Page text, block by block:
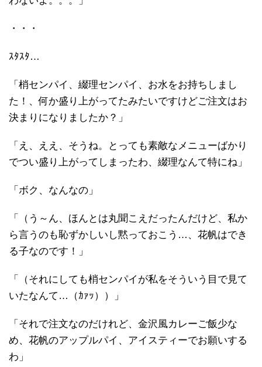
・・・
ｽﾀｽﾀ…
「梢センパイ、綴理センパイ、お水をお持ちしまし
た！、何か盛り上がってたみたいですけどご注文はお
決まりになりましたか？」
「え、ええ、そうね。とっても素敵なメニューばかり
でつい盛り上がってしまったわ、綴理なんて特にね」
「ボク、なんなの」
「（う～ん、ほんとは丸聞こえだったんだけど、私か
ら言うのも恥ずかしいし黙っておこう…、花帆はでき
る子なのです！」
「（それにしても梢センパイが私をそういう目で見て
いたなんて…（ｶｧｯ））」
「それで注文なのだけれど、金沢風カレーご飯少な
め、花帆のアップルパイ、アイスティーでお願いする
わ」